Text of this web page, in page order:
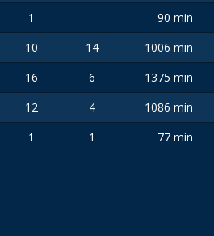
1 90 min
10 14 1006 min
16 6 1375 min
12 4 1086 min
1 1 77 min